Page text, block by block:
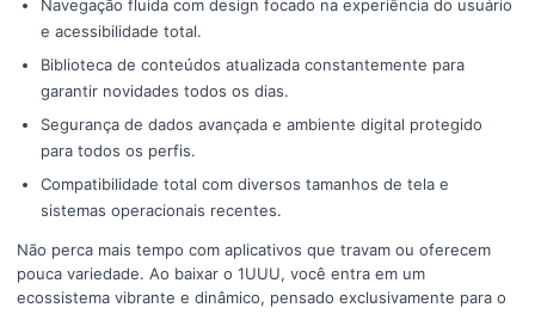
Navegação fluida com design focado na experiência do usuário
e acessibilidade total.
Biblioteca de conteúdos atualizada constantemente para
garantir novidades todos os dias.
Segurança de dados avançada e ambiente digital protegido
para todos os perfis.
Compatibilidade total com diversos tamanhos de tela e
sistemas operacionais recentes.
Não perca mais tempo com aplicativos que travam ou oferecem
pouca variedade. Ao baixar o 1UUU, você entra em um
ecossistema vibrante e dinâmico, pensado exclusivamente para o